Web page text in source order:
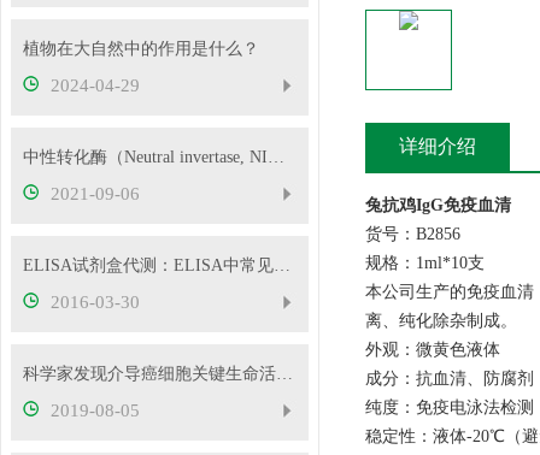
植物在大自然中的作用是什么？
2024-04-29
中性转化酶（Neutral invertase, NI）的检测原理！
2021-09-06
ELISA试剂盒代测：ELISA中常见问题及解决方法经验总结
2016-03-30
科学家发现介导癌细胞关键生命活动的蛋白质
2019-08-05
详细介绍
兔抗鸡IgG免疫血清
货号：B2856
规格：1ml*10支
本公司生产的免疫血
离、纯化除杂制成。
外观：微黄色液体
成分：抗血清、防腐剂
纯度：免疫电泳法检测
稳定性：液体-20℃（